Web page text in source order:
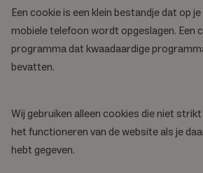
Een cookie is een klein bestandje dat op
mobiele telefoon wordt opgeslagen. Een
programma dat kwaadaardige
bevatten.
Wij gebruiken alleen cookies die niet
het functioneren van de website als je
hebt gegeven.